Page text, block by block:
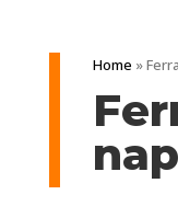
Home »